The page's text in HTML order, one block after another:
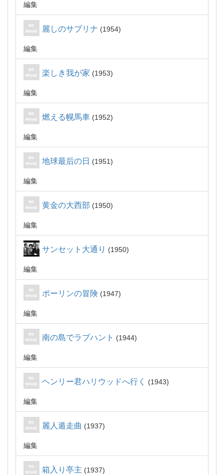
編集
麗しのサブリナ 1954
編集
楽しき我が家 1953
編集
燃える幌馬車 1952
編集
地球最后の日 1951
編集
黄金の大西部 1950
編集
サンセット大通り 1950
編集
ポーリンの冒険 1947
編集
南の島でラブハント 1944
編集
ヘンリー君ハリウッドへ行く 1943
編集
麗人遁走曲 1937
編集
箱入り亭主 1937